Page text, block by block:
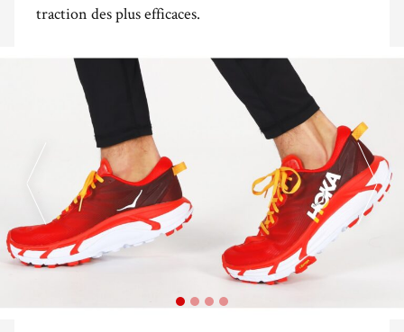
traction des plus efficaces.